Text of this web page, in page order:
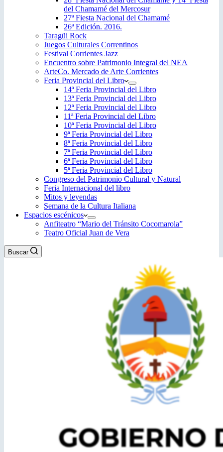
del Chamamé del Mercosur
27ª Fiesta Nacional del Chamamé
26ª Edición. 2016.
Taragüi Rock
Juegos Culturales Correntinos
Festival Corrientes Jazz
Encuentro sobre Patrimonio Integral del NEA
ArteCo. Mercado de Arte Corrientes
Feria Provincial del Libro
14ª Feria Provincial del Libro
13ª Feria Provincial del Libro
12ª Feria Provincial del Libro
11ª Feria Provincial del Libro
10ª Feria Provincial del Libro
9ª Feria Provincial del Libro
8ª Feria Provincial del Libro
7ª Feria Provincial del Libro
6ª Feria Provincial del Libro
5ª Feria Provincial del Libro
Congreso del Patrimonio Cultural y Natural
Feria Internacional del libro
Mitos y leyendas
Semana de la Cultura Italiana
Espacios escénicos
Anfiteatro “Mario del Tránsito Cocomarola”
Teatro Oficial Juan de Vera
Buscar